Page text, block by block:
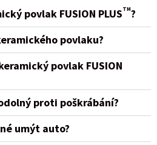
povlak FUSION PLUSTM?
povlaku?
povlak FUSION
proti poškrábání?
umýt auto?